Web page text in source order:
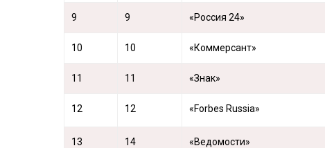
9 9 «Россия 24»
10 10 «Коммерсант»
11 11 «Знак»
12 12 «Forbes Russia»
13 14 «Ведомости»